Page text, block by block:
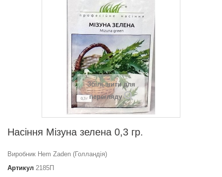
Збільшити для
перегляду
Насіння Мізуна зелена 0,3 гр.
Виробник Hem Zaden (Голландія)
Артикул 2185П